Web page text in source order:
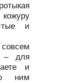
и
– для
и
ним